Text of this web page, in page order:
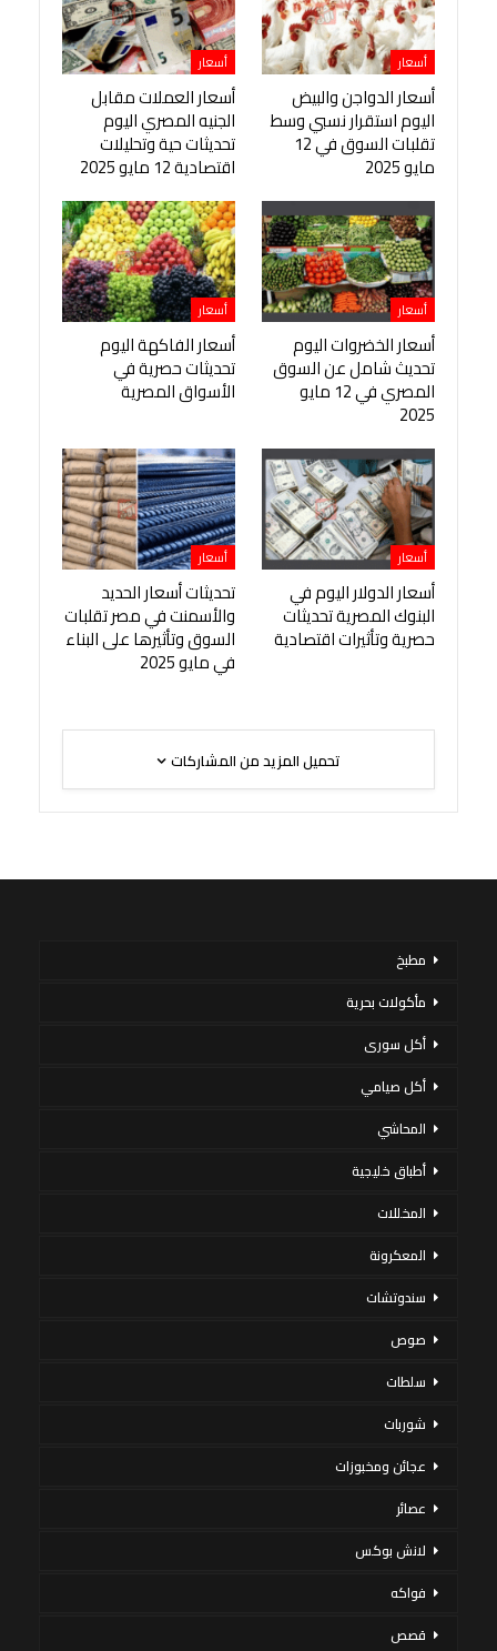
أسعار
أسعار الدواجن والبيض
اليوم استقرار نسبي وسط
تقلبات السوق في 12
مايو 2025
أسعار
أسعار العملات مقابل
الجنيه المصري اليوم
تحديثات حية وتحليلات
اقتصادية 12 مايو 2025
أسعار
أسعار الخضروات اليوم
تحديث شامل عن السوق
المصري في 12 مايو
2025
أسعار
أسعار الفاكهة اليوم
تحديثات حصرية في
الأسواق المصرية
أسعار
أسعار الدولار اليوم في
البنوك المصرية تحديثات
حصرية وتأثيرات اقتصادية
أسعار
تحديثات أسعار الحديد
والأسمنت في مصر تقلبات
السوق وتأثيرها على البناء
في مايو 2025
تحميل المزيد من المشاركات
مطبخ
مأكولات بحرية
أكل سورى
أكل صيامي
المحاشي
أطباق خليجية
المخللات
المعكرونة
سندوتشات
صوص
سلطات
شوربات
عجائن ومخبوزات
عصائر
لانش بوكس
فواكه
قصص